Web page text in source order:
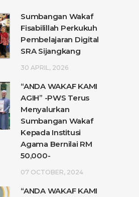
Sumbangan Wakaf
Fisabilillah Perkukuh
Pembelajaran Digital
SRA Sijangkang
30 APRIL, 2026
“ANDA WAKAF KAMI
AGIH” -PWS Terus
Menyalurkan
Sumbangan Wakaf
Kepada Institusi
Agama Bernilai RM
50,000-
07 OCTOBER, 2024
“ANDA WAKAF KAMI